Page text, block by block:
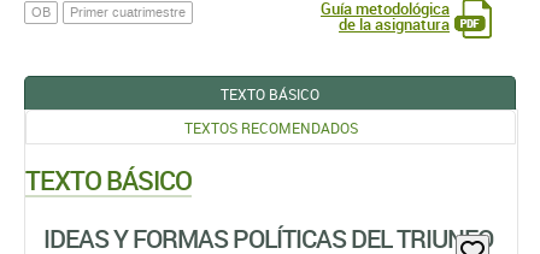
OB Primer cuatrimestre Guía metodológica
de la asignatura
TEXTO BÁSICO
TEXTOS RECOMENDADOS
TEXTO BÁSICO
IDEAS Y FORMAS POLÍTICAS DEL TRIUNFO